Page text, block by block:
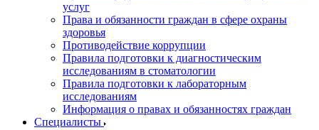
услуг
Права и обязанности граждан в сфере охраны
здоровья
Противодействие коррупции
Правила подготовки к диагностическим
исследованиям в стоматологии
Правила подготовки к лабораторным
исследованиям
Информация о правах и обязанностях граждан
Специалисты